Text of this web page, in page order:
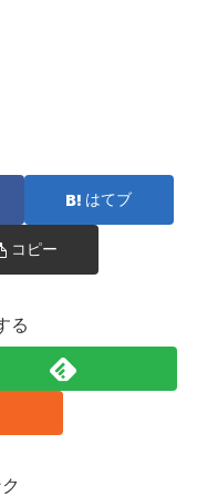
はてブ
コピー
る